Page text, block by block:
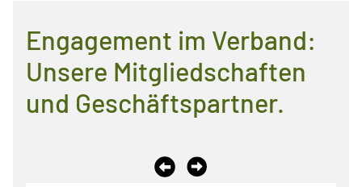
Engagement im Verband:
Unsere Mitgliedschaften
und Geschäftspartner.
Vor Zurück